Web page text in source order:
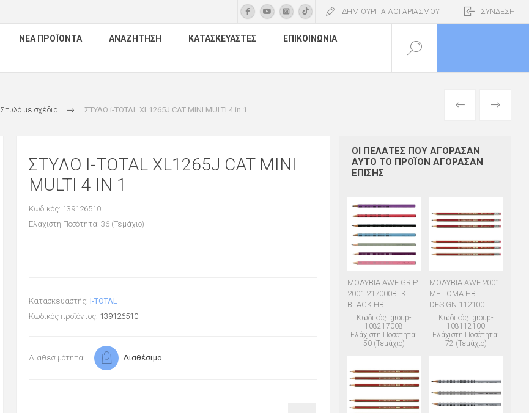
ΔΗΜΙΟΥΡΓΙΑ ΛΟΓΑΡΙΑΣΜΟΥ ΣΥΝΔΕΣΗ
ΝΈΑ ΠΡΟΪΌΝΤΑ ΑΝΑΖΉΤΗΣΗ ΚΑΤΑΣΚΕΥΑΣΤΈΣ
ΕΠΙΚΟΙΝΩΝΊΑ
Στυλό με σχέδια ΣΤΥΛΟ i-TOTAL XL1265J CAT MINI MULTI 4 in 1 ΕΠΌΜΕΝΟ
ΣΤΥΛΟ I-TOTAL XL1265J CAT MINI
MULTI 4 IN 1
Κωδικός: 139126510
Ελάχιστη Ποσότητα: 36 (Τεμάχιο)
Κατασκευαστής: I-TOTAL
Κωδικός προϊόντος: 139126510
Διαθεσιμότητα: Διαθέσιμο
ΟΙ ΠΕΛΆΤΕΣ ΠΟΥ ΑΓΌΡΑΣΑΝ
ΑΥΤΌ ΤΟ ΠΡΟΪΌΝ ΑΓΌΡΑΣΑΝ
ΕΠΊΣΗΣ
ΜΟΛΥΒΙΑ AWF GRIP
2001 217000BLK
BLACK HB
Κωδικός: group-
108217008
Ελάχιστη Ποσότητα:
50 (Τεμάχιο)
ΜΟΛΥΒΙΑ AWF 2001
ΜΕ ΓΟΜΑ HB
DESIGN 112100
Κωδικός: group-
108112100
Ελάχιστη Ποσότητα:
72 (Τεμάχιο)